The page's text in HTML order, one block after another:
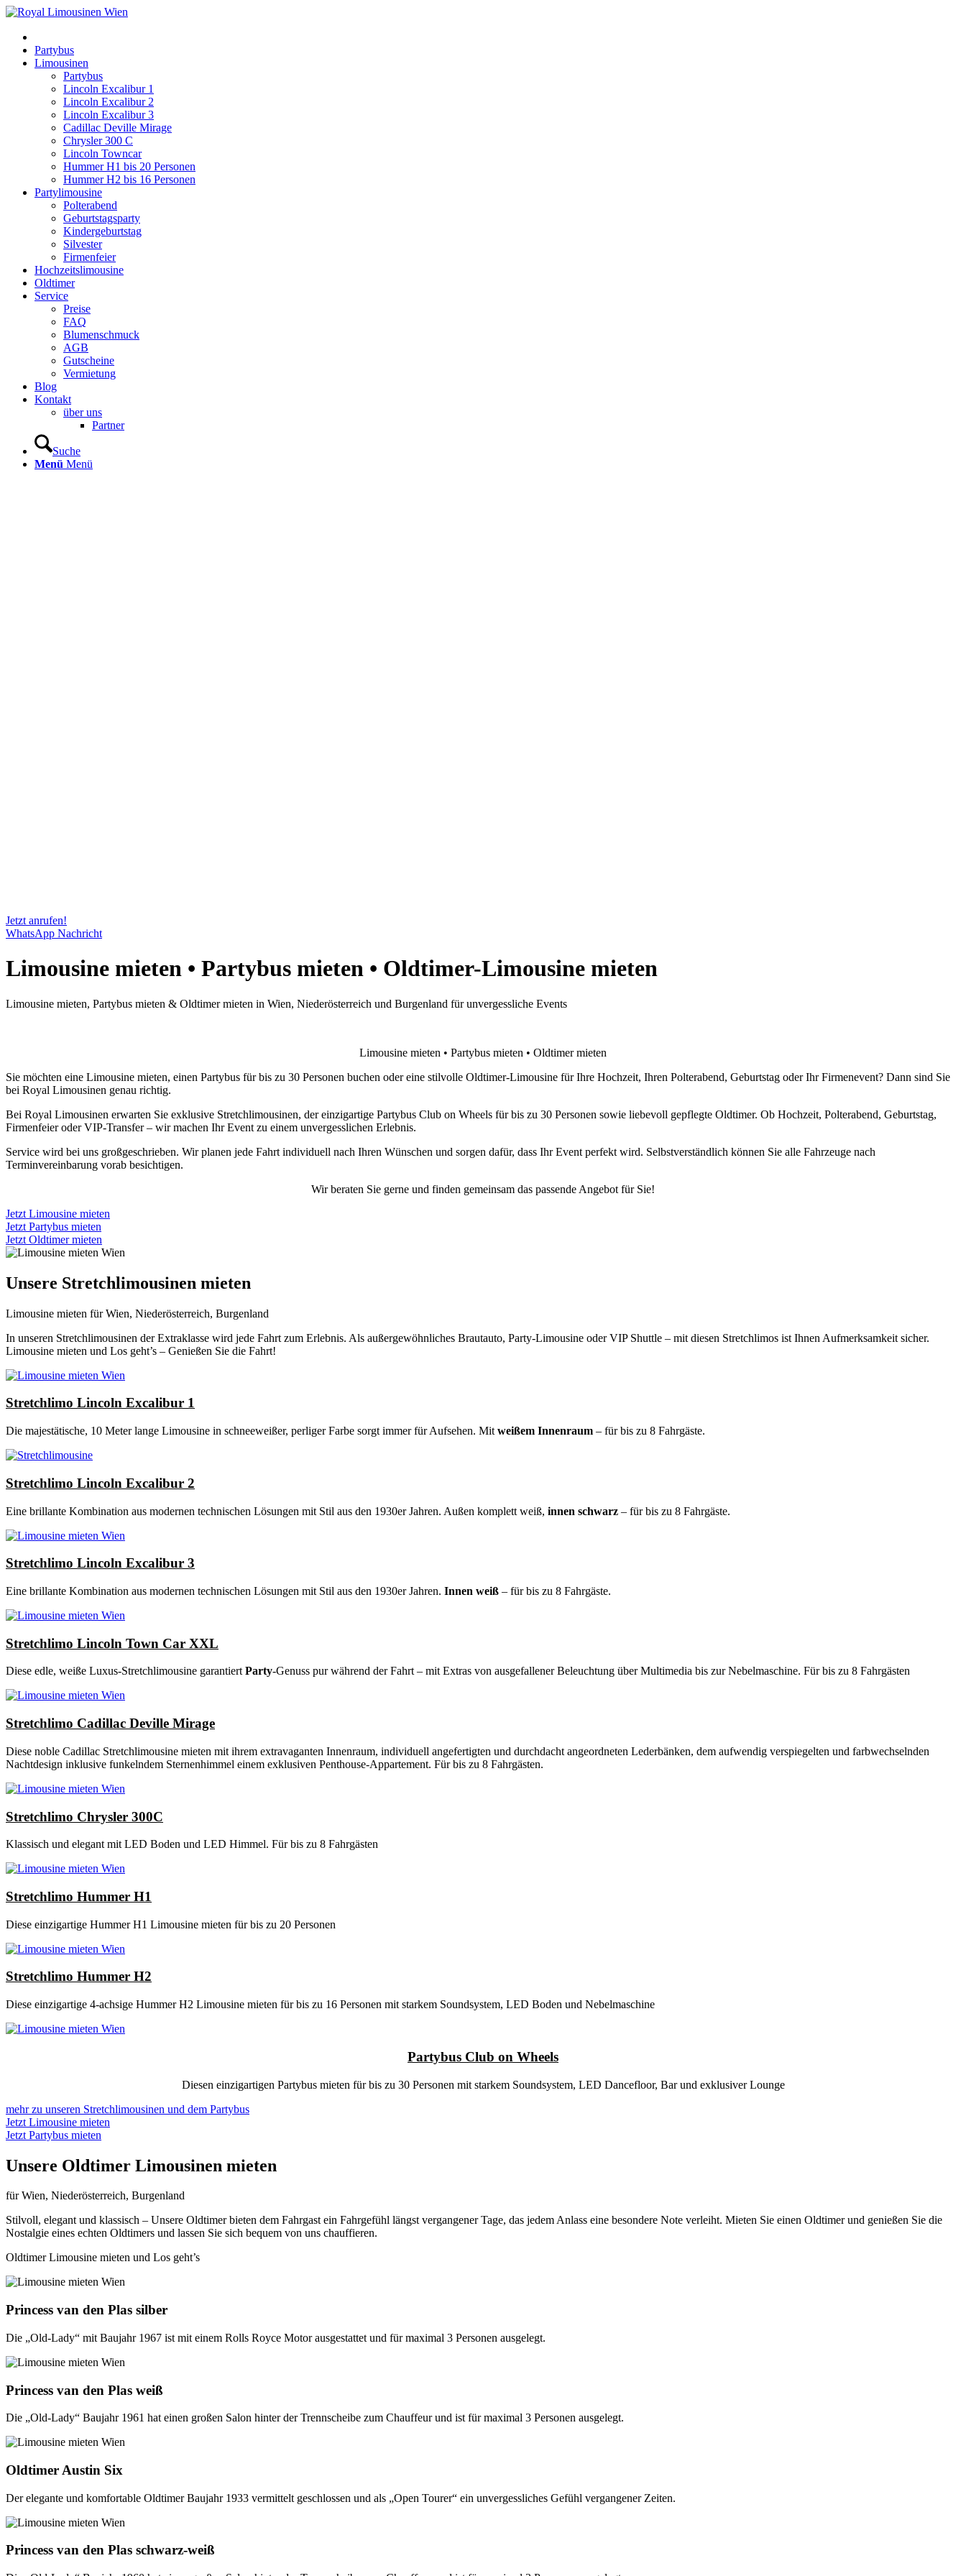
Partybus
Limousinen
Partybus
Lincoln Excalibur 1
Lincoln Excalibur 2
Lincoln Excalibur 3
Cadillac Deville Mirage
Chrysler 300 C
Lincoln Towncar
Hummer H1 bis 20 Personen
Hummer H2 bis 16 Personen
Partylimousine
Polterabend
Geburtstagsparty
Kindergeburtstag
Silvester
Firmenfeier
Hochzeitslimousine
Oldtimer
Service
Preise
FAQ
Blumenschmuck
AGB
Gutscheine
Vermietung
Blog
Kontakt
über uns
Partner
Suche
Menü Menü
Jetzt anrufen!
WhatsApp Nachricht
Limousine mieten • Partybus mieten • Oldtimer-Limousine mieten
Limousine mieten, Partybus mieten & Oldtimer mieten in Wien, Niederösterreich und Burgenland für unvergessliche Events
Limousine mieten • Partybus mieten • Oldtimer mieten
Sie möchten eine Limousine mieten, einen Partybus für bis zu 30 Personen buchen oder eine stilvolle Oldtimer-Limousine für Ihre Hochzeit, Ihren Polterabend, Geburtstag oder Ihr Firmenevent? Dann sind Sie
bei Royal Limousinen genau richtig.
Bei Royal Limousinen erwarten Sie exklusive Stretchlimousinen, der einzigartige Partybus Club on Wheels für bis zu 30 Personen sowie liebevoll gepflegte Oldtimer. Ob Hochzeit, Polterabend, Geburtstag,
Firmenfeier oder VIP-Transfer – wir machen Ihr Event zu einem unvergesslichen Erlebnis.
Service wird bei uns großgeschrieben. Wir planen jede Fahrt individuell nach Ihren Wünschen und sorgen dafür, dass Ihr Event perfekt wird. Selbstverständlich können Sie alle Fahrzeuge nach
Terminvereinbarung vorab besichtigen.
Wir beraten Sie gerne und finden gemeinsam das passende Angebot für Sie!
Jetzt Limousine mieten
Jetzt Partybus mieten
Jetzt Oldtimer mieten
Unsere Stretchlimousinen mieten
Limousine mieten für Wien, Niederösterreich, Burgenland
In unseren Stretchlimousinen der Extraklasse wird jede Fahrt zum Erlebnis. Als außergewöhnliches Brautauto, Party-Limousine oder VIP Shuttle – mit diesen Stretchlimos ist Ihnen Aufmerksamkeit sicher.
Limousine mieten und Los geht’s – Genießen Sie die Fahrt!
Stretchlimo Lincoln Excalibur 1
Die majestätische, 10 Meter lange Limousine in schneeweißer, perliger Farbe sorgt immer für Aufsehen. Mit weißem Innenraum – für bis zu 8 Fahrgäste.
Stretchlimo Lincoln Excalibur 2
Eine brillante Kombination aus modernen technischen Lösungen mit Stil aus den 1930er Jahren. Außen komplett weiß, innen schwarz – für bis zu 8 Fahrgäste.
Stretchlimo Lincoln Excalibur 3
Eine brillante Kombination aus modernen technischen Lösungen mit Stil aus den 1930er Jahren. Innen weiß – für bis zu 8 Fahrgäste.
Stretchlimo Lincoln Town Car XXL
Diese edle, weiße Luxus-Stretchlimousine garantiertParty-Genuss pur während der Fahrt – mit Extras von ausgefallener Beleuchtung über Multimedia bis zur Nebelmaschine. Für bis zu 8 Fahrgästen
Stretchlimo Cadillac Deville Mirage
Diese noble Cadillac Stretchlimousine mieten mit ihrem extravaganten Innenraum, individuell angefertigten und durchdacht angeordneten Lederbänken, dem aufwendig verspiegelten und farbwechselnden
Nachtdesign inklusive funkelndem Sternenhimmel einem exklusiven Penthouse-Appartement. Für bis zu 8 Fahrgästen.
Stretchlimo Chrysler 300C
Klassisch und elegant mit LED Boden und LED Himmel. Für bis zu 8 Fahrgästen
Stretchlimo Hummer H1
Diese einzigartige Hummer H1 Limousine mieten für bis zu 20 Personen
Stretchlimo Hummer H2
Diese einzigartige 4-achsige Hummer H2 Limousine mieten für bis zu 16 Personen mit starkem Soundsystem, LED Boden und Nebelmaschine
Partybus Club on Wheels
Diesen einzigartigen Partybus mieten für bis zu 30 Personen mit starkem Soundsystem, LED Dancefloor, Bar und exklusiver Lounge
mehr zu unseren Stretchlimousinen und dem Partybus
Jetzt Limousine mieten
Jetzt Partybus mieten
Unsere Oldtimer Limousinen mieten
für Wien, Niederösterreich, Burgenland
Stilvoll, elegant und klassisch – Unsere Oldtimer bieten dem Fahrgast ein Fahrgefühl längst vergangener Tage, das jedem Anlass eine besondere Note verleiht. Mieten Sie einen Oldtimer und genießen Sie die
Nostalgie eines echten Oldtimers und lassen Sie sich bequem von uns chauffieren.
Oldtimer Limousine mieten und Los geht’s
Princess van den Plas silber
Die „Old-Lady“ mit Baujahr 1967 ist mit einem Rolls Royce Motor ausgestattet und für maximal 3 Personen ausgelegt.
Princess van den Plas weiß
Die „Old-Lady“ Baujahr 1961 hat einen großen Salon hinter der Trennscheibe zum Chauffeur und ist für maximal 3 Personen ausgelegt.
Oldtimer Austin Six
Der elegante und komfortable Oldtimer Baujahr 1933 vermittelt geschlossen und als „Open Tourer“ ein unvergessliches Gefühl vergangener Zeiten.
Princess van den Plas schwarz-weiß